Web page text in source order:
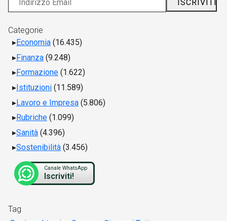
Categorie
Economia (16.435)
Finanza (9.248)
Formazione (1.622)
Istituzioni (11.589)
Lavoro e Impresa (5.806)
Rubriche (1.099)
Sanità (4.396)
Sostenibilità (3.456)
Canale WhatsApp
Iscriviti!
Tag